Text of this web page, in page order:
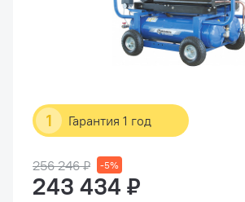
1 Гарантия 1 год
256 246 ₽ -5%
243 434 ₽